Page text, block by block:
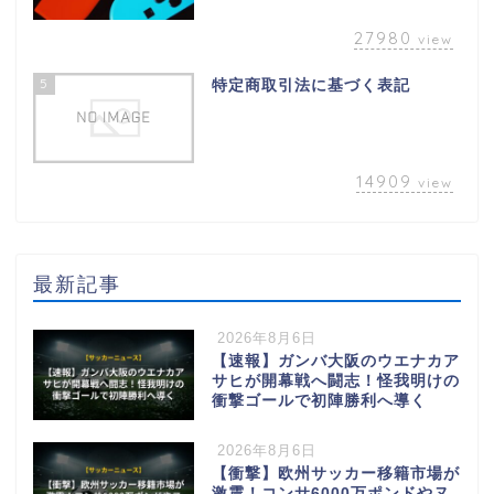
27980 view
5 特定商取引法に基づく表記
14909 view
最新記事
2026年8月6日
【速報】ガンバ大阪のウエナカア
サヒが開幕戦へ闘志！怪我明けの
衝撃ゴールで初陣勝利へ導く
2026年8月6日
【衝撃】欧州サッカー移籍市場が